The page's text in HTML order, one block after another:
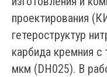
проектирования
гетероструктур
карбида кремния с
мкм (DH025). В